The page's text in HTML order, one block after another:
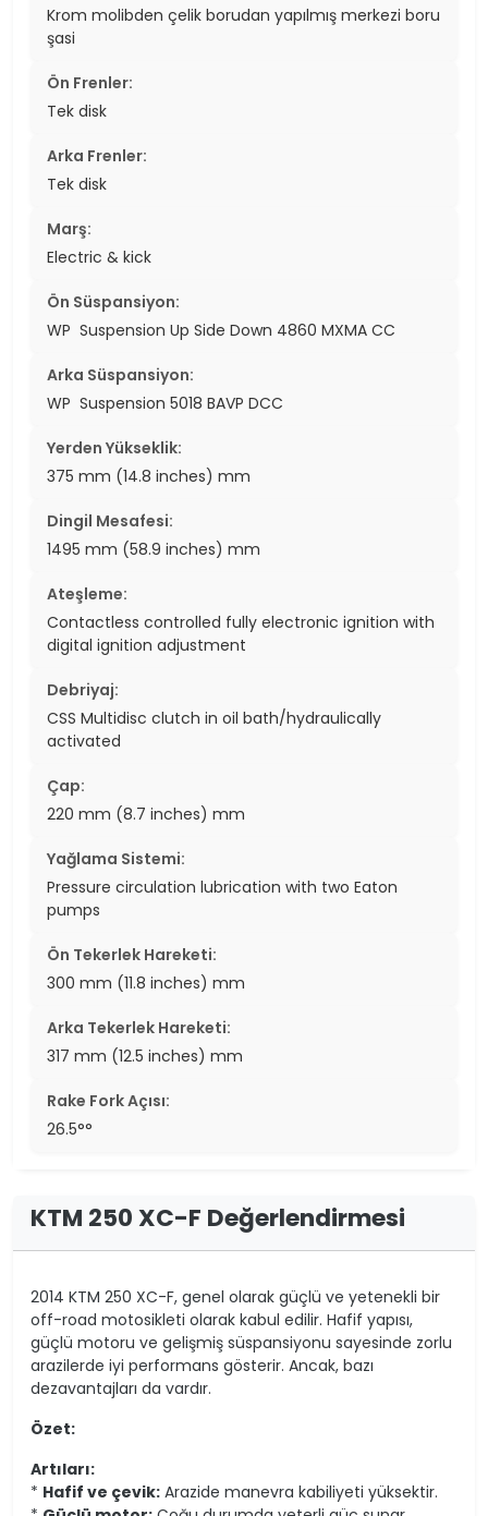
Krom molibden çelik borudan yapılmış merkezi boru
şasi
Ön Frenler:
Tek disk
Arka Frenler:
Tek disk
Marş:
Electric & kick
Ön Süspansiyon:
WP Suspension Up Side Down 4860 MXMA CC
Arka Süspansiyon:
WP Suspension 5018 BAVP DCC
Yerden Yükseklik:
375 mm (14.8 inches) mm
Dingil Mesafesi:
1495 mm (58.9 inches) mm
Ateşleme:
Contactless controlled fully electronic ignition with
digital ignition adjustment
Debriyaj:
CSS Multidisc clutch in oil bath/hydraulically
activated
Çap:
220 mm (8.7 inches) mm
Yağlama Sistemi:
Pressure circulation lubrication with two Eaton
pumps
Ön Tekerlek Hareketi:
300 mm (11.8 inches) mm
Arka Tekerlek Hareketi:
317 mm (12.5 inches) mm
Rake Fork Açısı:
26.5°°
KTM 250 XC-F Değerlendirmesi
2014 KTM 250 XC-F, genel olarak güçlü ve yetenekli bir
off-road motosikleti olarak kabul edilir. Hafif yapısı,
güçlü motoru ve gelişmiş süspansiyonu sayesinde zorlu
arazilerde iyi performans gösterir. Ancak, bazı
dezavantajları da vardır.
Özet:
Artıları:
* Hafif ve çevik: Arazide manevra kabiliyeti yüksektir.